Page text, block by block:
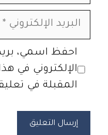
البريد
الموقع
الإلكتروني
احفظ اسمي،
الإلكتروني في
المقبلة في